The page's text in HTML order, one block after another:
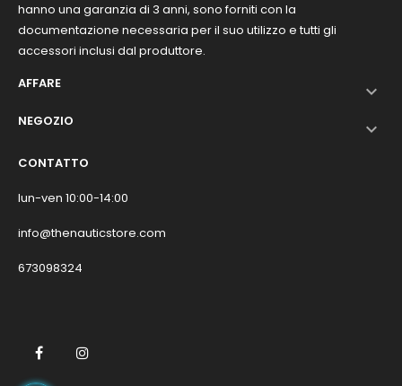
hanno una garanzia di 3 anni, sono forniti con la
documentazione necessaria per il suo utilizzo e tutti gli
accessori inclusi dal produttore.
AFFARE

NEGOZIO 
CONTATTO
lun-ven 10:00-14:00
info@thenauticstore.com
673098324
Facebook